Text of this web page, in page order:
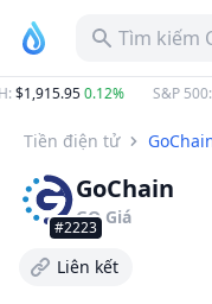
Tìm kiếm
$1,915.950.12% S&P 500:
Tiền điện tử
#2223
GoChain
GO Giá
Liên kết